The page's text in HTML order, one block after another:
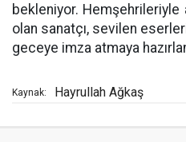
bekleniyor. Hemşehrileriyle
olan sanatçı, sevilen
geceye imza atmaya
Kaynak: Hayrullah Ağkaş